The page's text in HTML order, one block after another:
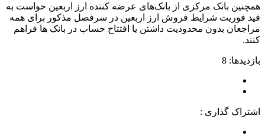
همچنین بانک مرکزی از بانک‌های عرضه کننده ارز اربعین خواست به
قید فوریت شرایط فروش ارز اربعین در سرفصل مذکور برای همه
مراجعان بدون محدودیت داشتن یا افتتاح حساب در بانک ها فراهم
کنند.
بازدیدها: 8
اشتراک گذاری :